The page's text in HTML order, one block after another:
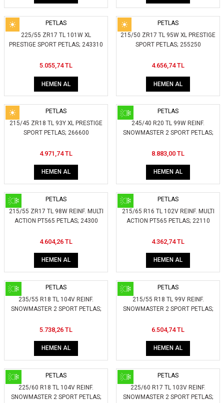
PETLAS
225/55 ZR17 TL 101W XL
PRESTIGE SPORT PETLAS; 243310
5.055,74 TL
HEMEN AL
PETLAS
215/50 ZR17 TL 95W XL PRESTIGE
SPORT PETLAS; 255250
4.656,74 TL
HEMEN AL
PETLAS
215/45 ZR18 TL 93Y XL PRESTIGE
SPORT PETLAS; 266600
4.971,74 TL
HEMEN AL
PETLAS
245/40 R20 TL 99W REINF.
SNOWMASTER 2 SPORT PETLAS;
8.883,00 TL
HEMEN AL
PETLAS
215/55 ZR17 TL 98W REINF. MULTI
ACTION PT565 PETLAS; 24300
4.604,26 TL
HEMEN AL
PETLAS
215/65 R16 TL 102V REINF. MULTI
ACTION PT565 PETLAS; 22110
4.362,74 TL
HEMEN AL
PETLAS
235/55 R18 TL 104V REINF.
SNOWMASTER 2 SPORT PETLAS;
5.738,26 TL
HEMEN AL
PETLAS
215/55 R18 TL 99V REINF.
SNOWMASTER 2 SPORT PETLAS;
6.504,74 TL
HEMEN AL
PETLAS
225/60 R18 TL 104V REINF.
SNOWMASTER 2 SPORT PETLAS;
PETLAS
225/60 R17 TL 103V REINF.
SNOWMASTER 2 SPORT PETLAS;